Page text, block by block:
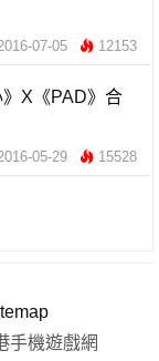
07-05 12153
X《PAD》合
05-29 15528
手機遊戲網